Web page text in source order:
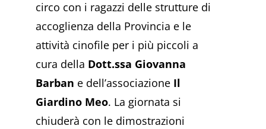
circo con i ragazzi delle strutture di
accoglienza della Provincia e le
attività cinofile per i più piccoli a
cura della Dott.ssa Giovanna
Barban e dell’associazione Il
Giardino Meo. La giornata si
chiuderà con le dimostrazioni